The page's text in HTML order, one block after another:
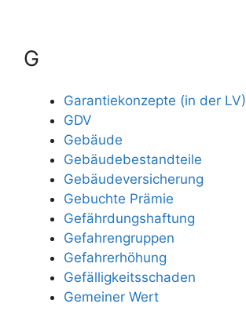
G
Garantiekonzepte (in der LV)
GDV
Gebäude
Gebäudebestandteile
Gebäudeversicherung
Gebuchte Prämie
Gefährdungshaftung
Gefahrengruppen
Gefahrerhöhung
Gefälligkeitsschaden
Gemeiner Wert